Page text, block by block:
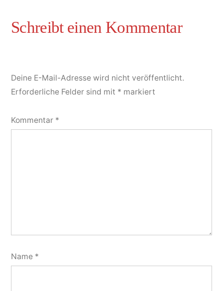
Deine E-Mail-Adresse wird nicht veröffentlicht.
Erforderliche Felder sind mit * markiert
Kommentar *
Name *